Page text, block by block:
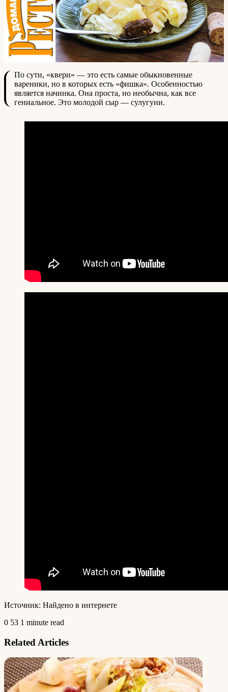
По сути, «квери» — это есть самые обыкновенные
вареники, но в которых есть «фишка». Особенностью
является начинка. Она проста, но необычна, как все
гениальное. Это молодой сыр — сулугуни.
Источник: Найдено в интернете
0 53 1 minute read
Related Articles